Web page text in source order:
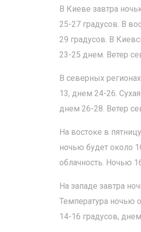
В Киеве завтра
25-27 градусов. В
29 градусов. В
23-25 днем. Ветер
В северных
13, днем 24-26.
днем 26-28. Ветер
На востоке в
ночью будет около
облачность. Ночью
На западе завтра
Температура ночью
14-16 градусов,